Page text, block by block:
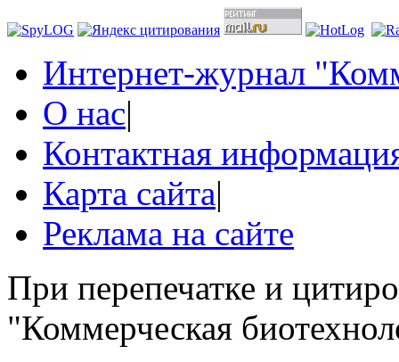
Интернет-журнал
О нас|
Контактная
Карта сайта|
Реклама на сайте
При перепечатке и
"Коммерческая